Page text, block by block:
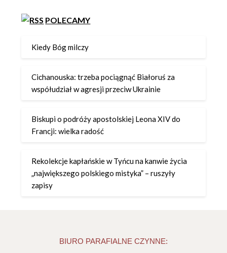
POLECAMY
Kiedy Bóg milczy
Cichanouska: trzeba pociągnąć Białoruś za
współudział w agresji przeciw Ukrainie
Biskupi o podróży apostolskiej Leona XIV do
Francji: wielka radość
Rekolekcje kapłańskie w Tyńcu na kanwie życia
„największego polskiego mistyka” – ruszyły
zapisy
BIURO PARAFIALNE CZYNNE: